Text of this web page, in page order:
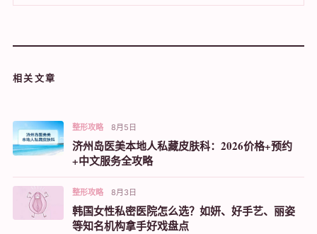
相关文章
整形攻略 8月5日
济州岛医美本地人私藏皮肤科：2026价格+预约
+中文服务全攻略
整形攻略 8月3日
韩国女性私密医院怎么选？如妍、好手艺、丽姿
等知名机构拿手好戏盘点